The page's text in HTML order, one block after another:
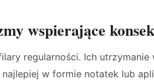
wspierające
regularności. Ich
najlepiej w formie notatek lub